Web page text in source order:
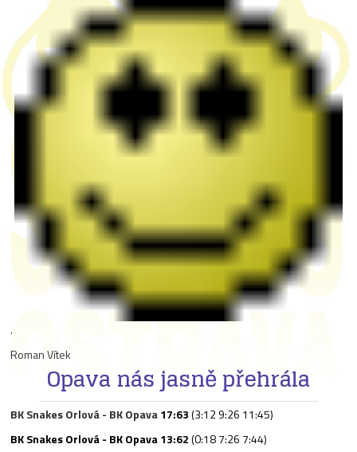
.
Roman Vítek
Opava nás jasně přehrála
BK Snakes Orlová - BK Opava17:63(3:12 9:26 11:45)
BK Snakes Orlová - BK Opava13:62(0:18 7:26 7:44)